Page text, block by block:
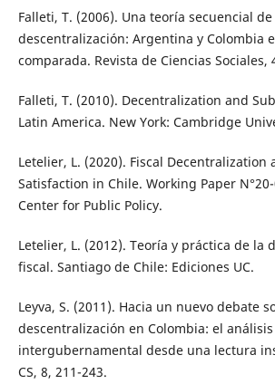
Falleti, T. (2006). Una teoría secuencial de
descentralización: Argentina y Colombia
comparada. Revista de Ciencias Sociales,
Falleti, T. (2010). Decentralization and
Latin America. New York: Cambridge
Letelier, L. (2020). Fiscal Decentralization
Satisfaction in Chile. Working Paper
Center for Public Policy.
Letelier, L. (2012). Teoría y práctica de la
fiscal. Santiago de Chile: Ediciones UC.
Leyva, S. (2011). Hacia un nuevo debate
descentralización en Colombia: el análisis
intergubernamental desde una lectura
CS, 8, 211-243.